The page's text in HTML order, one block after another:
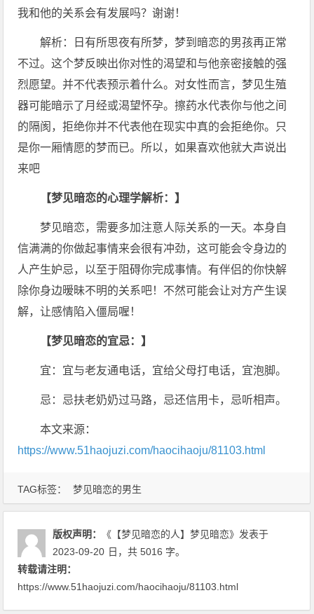
TAG标签： 梦见暗恋的男生
我和他的关系会有发展吗？谢谢！
解析：日有所思夜有所梦，梦到暗恋的男孩再正常
不过。这个梦反映出你对性的渴望和与他亲密接触的强
烈愿望。并不代表预示着什么。对女性而言，梦见生殖
器可能暗示了月经或渴望怀孕。擦药水代表你与他之间
的隔阂，拒绝你并不代表他在现实中真的会拒绝你。只
是你一厢情愿的梦而已。所以，如果喜欢他就大声说出
来吧
【梦见暗恋的心理学解析：】
梦见暗恋，需要多加注意人际关系的一天。本身自
信满满的你做起事情来会很有冲劲，这可能会令身边的
人产生妒忌，以至于阻碍你完成事情。有伴侣的你快解
除你身边暧昧不明的关系吧！不然可能会让对方产生误
解，让感情陷入僵局喔！
【梦见暗恋的宜忌：】
宜：宜与老友通电话，宜给父母打电话，宜泡脚。
忌：忌扶老奶奶过马路，忌还信用卡，忌听相声。
本文来源：
https://www.51haojuzi.com/haocihaoju/81103.html
版权声明： 《【梦见暗恋的人】梦见暗恋》 发表于
2023-09-20 日 ，共 5016 字。
转载请注明：
https://www.51haojuzi.com/haocihaoju/81103.html